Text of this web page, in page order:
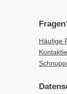
Häufige